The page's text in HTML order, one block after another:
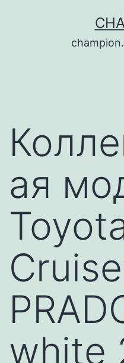
содержимому
ая
white